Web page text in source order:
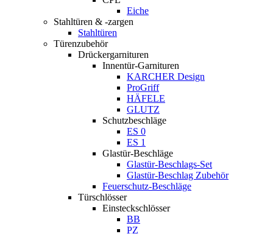
Eiche
Stahltüren & -zargen
Stahltüren
Türenzubehör
Drückergarnituren
Innentür-Garnituren
KARCHER Design
ProGriff
HÄFELE
GLUTZ
Schutzbeschläge
ES 0
ES 1
Glastür-Beschläge
Glastür-Beschlags-Set
Glastür-Beschlag Zubehör
Feuerschutz-Beschläge
Türschlösser
Einsteckschlösser
BB
PZ